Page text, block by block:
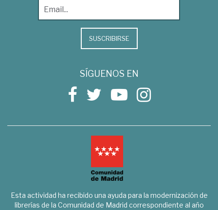
SUSCRIBIRSE
SÍGUENOS EN
Esta actividad ha recibido una ayuda para la modernización de
librerías de la Comunidad de Madrid correspondiente al año